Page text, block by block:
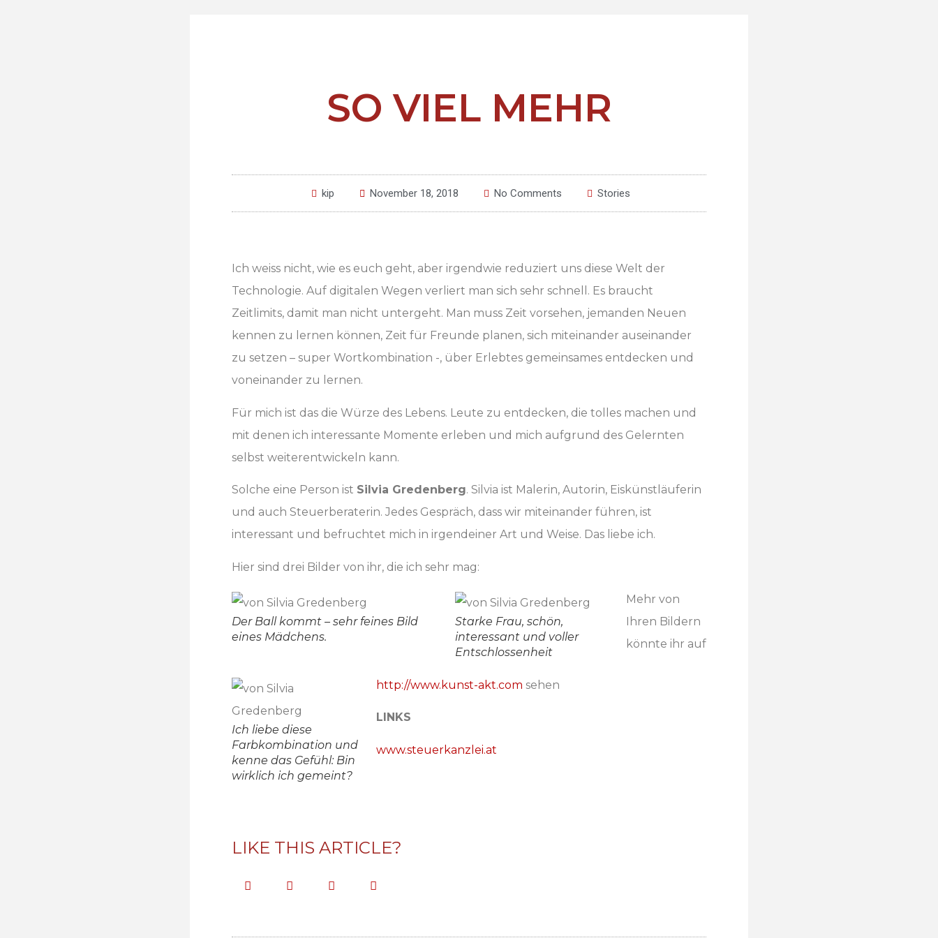
SO VIEL MEHR
kip November 18, 2018 No Comments Stories
Ich weiss nicht, wie es euch geht, aber irgendwie reduziert uns diese Welt der
Technologie. Auf digitalen Wegen verliert man sich sehr schnell. Es braucht
Zeitlimits, damit man nicht untergeht. Man muss Zeit vorsehen, jemanden Neuen
kennen zu lernen können, Zeit für Freunde planen, sich miteinander auseinander
zu setzen – super Wortkombination -, über Erlebtes gemeinsames entdecken und
voneinander zu lernen.
Für mich ist das die Würze des Lebens. Leute zu entdecken, die tolles machen und
mit denen ich interessante Momente erleben und mich aufgrund des Gelernten
selbst weiterentwickeln kann.
Solche eine Person ist Silvia Gredenberg. Silvia ist Malerin, Autorin, Eiskünstläuferin
und auch Steuerberaterin. Jedes Gespräch, dass wir miteinander führen, ist
interessant und befruchtet mich in irgendeiner Art und Weise. Das liebe ich.
Hier sind drei Bilder von ihr, die ich sehr mag:
Der Ball kommt – sehr feines Bild
eines Mädchens.
Starke Frau, schön,
interessant und voller
Entschlossenheit
Ich liebe diese
Farbkombination und
kenne das Gefühl: Bin
wirklich ich gemeint?
Mehr von
Ihren Bildern
könnte ihr auf
http://www.kunst-akt.com sehen
LINKS
www.steuerkanzlei.at
LIKE THIS ARTICLE?